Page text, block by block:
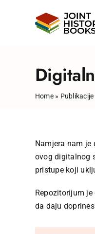
Home» Publikacije
Namjera nam
ovog digitalnog
pristupe koji
Repozitorijum
da daju